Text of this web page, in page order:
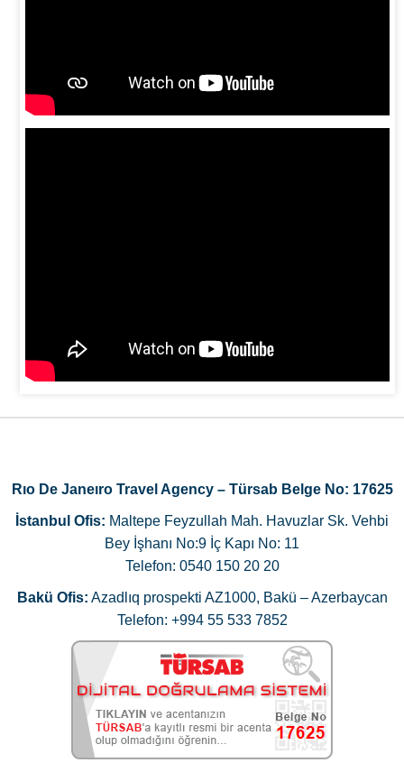
Rıo De Janeıro Travel Agency – Türsab Belge No: 17625
İstanbul Ofis: Maltepe Feyzullah Mah. Havuzlar Sk. Vehbi
Bey İşhanı No:9 İç Kapı No: 11
Telefon: 0540 150 20 20
Bakü Ofis: Azadlıq prospekti AZ1000, Bakü – Azerbaycan
Telefon: +994 55 533 7852